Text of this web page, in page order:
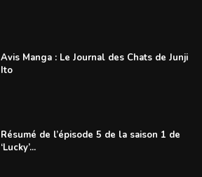
Avis Manga : Le Journal des Chats de Junji
Ito
Résumé de l’épisode 5 de la saison 1 de
‘Lucky’...